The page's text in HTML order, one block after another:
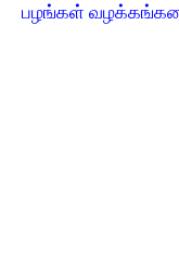
பழங்கள்